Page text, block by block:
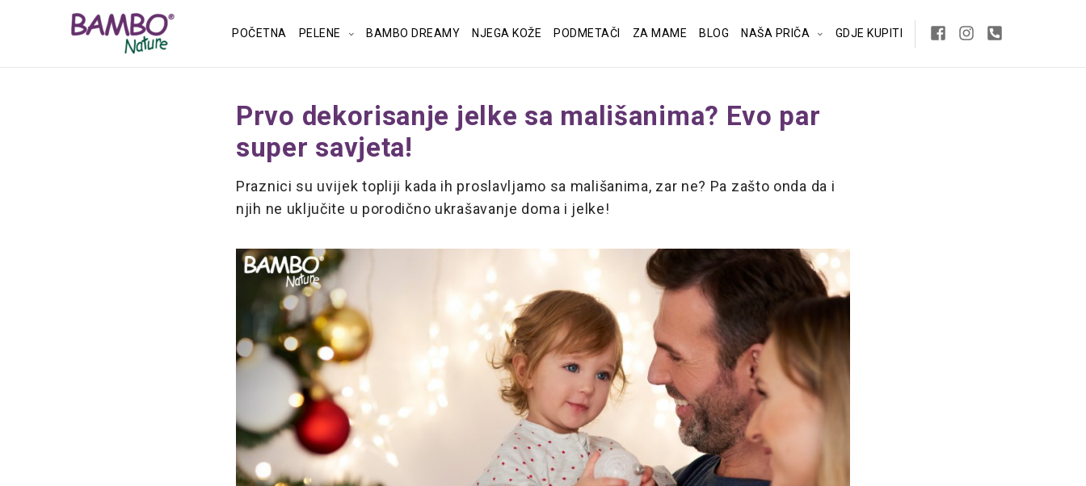
POČETNA PELENE BAMBO DREAMY NJEGA KOŽE PODMETAČI ZA MAME BLOG NAŠA PRIČA GDJE KUPITI
Prvo dekorisanje jelke sa mališanima? Evo par
super savjeta!
Praznici su uvijek topliji kada ih proslavljamo sa mališanima, zar ne? Pa zašto onda da i
njih ne uključite u porodično ukrašavanje doma i jelke!